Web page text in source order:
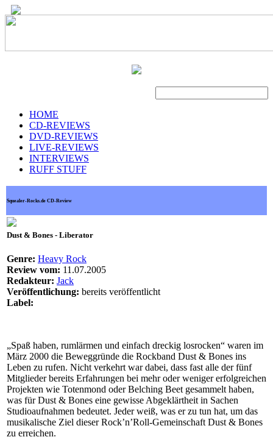
HOME
CD-REVIEWS
DVD-REVIEWS
LIVE-REVIEWS
INTERVIEWS
RUFF STUFF
Squealer-Rocks.de CD-Review
Dust & Bones - Liberator
Genre: Heavy Rock
Review vom: 11.07.2005
Redakteur: Jack
Veröffentlichung: bereits veröffentlicht
Label:
„Spaß haben, rumlärmen und einfach dreckig losrocken“ waren im
März 2000 die Beweggründe die Rockband Dust & Bones ins
Leben zu rufen. Nicht verkehrt war dabei, dass fast alle der fünf
Mitglieder bereits Erfahrungen bei mehr oder weniger erfolgreichen
Projekten wie Totenmond oder Belching Beet gesammelt haben,
was für Dust & Bones eine gewisse Abgeklärtheit in Sachen
Studioaufnahmen bedeutet. Jeder weiß, was er zu tun hat, um das
musikalische Ziel dieser Rock’n’Roll-Gemeinschaft Dust & Bones
zu erreichen.